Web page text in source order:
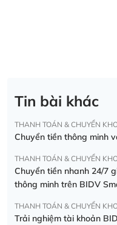
Tin bài khác
THANH TOÁN & CHUYỂN
Chuyển tiền thông minh
THANH TOÁN & CHUYỂN
Chuyển tiền nhanh 24/7
thông minh trên BIDV
THANH TOÁN & CHUYỂN
Trải nghiệm tài khoản